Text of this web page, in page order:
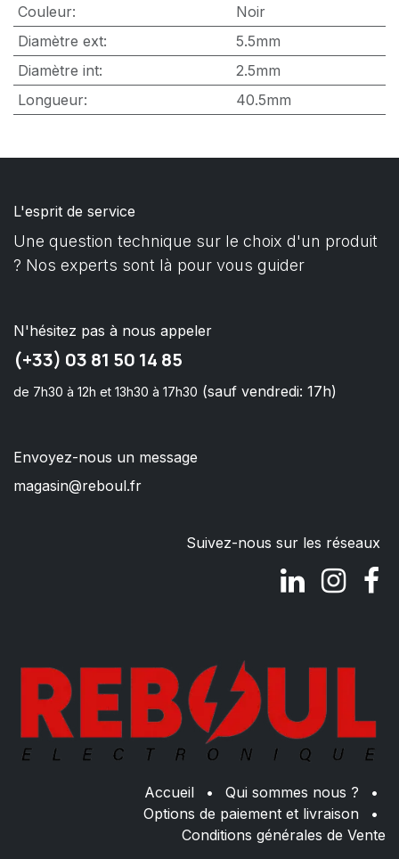
Couleur:
Noir
Diamètre ext:
5.5mm
Diamètre int:
2.5mm
Longueur: 40.5mm
L'esprit de service
Une question technique sur le choix d'un produit
? Nos experts sont là pour vous guider
N'hésitez pas à nous appeler
(+33) 03 81 50 14 85
de 7h30 à 12h et 13h30 à 17h30 (sauf vendredi: 17h)
Envoyez-nous un message
magasin@reboul.fr
Suivez-nous sur les réseaux
Accueil • Qui sommes nous ?
•
Options de paiement et livraison
•
Conditions générales de Vente